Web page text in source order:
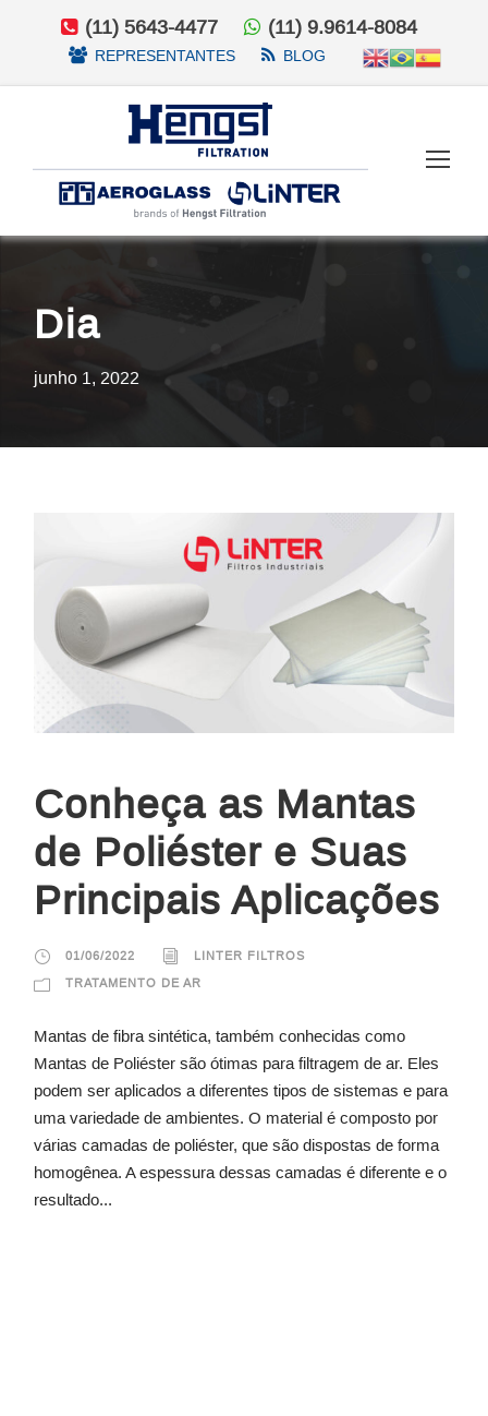
(11) 5643-4477 (11) 9.9614-8084
REPRESENTANTES BLOG
Dia
junho 1, 2022
Conheça as Mantas
de Poliéster e Suas
Principais Aplicações
01/06/2022 LINTER FILTROS
TRATAMENTO DE AR
Mantas de fibra sintética, também conhecidas como
Mantas de Poliéster são ótimas para filtragem de ar. Eles
podem ser aplicados a diferentes tipos de sistemas e para
uma variedade de ambientes. O material é composto por
várias camadas de poliéster, que são dispostas de forma
homogênea. A espessura dessas camadas é diferente e o
resultado...